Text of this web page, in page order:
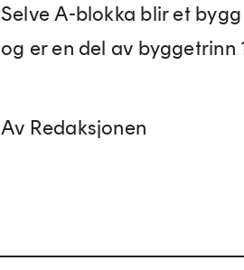
Selve A-blokka blir et
og er en del av byggetrinn
Av Redaksjonen